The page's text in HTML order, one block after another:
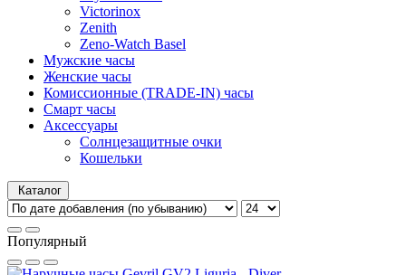
Victorinox
Zenith
Zeno-Watch Basel
Мужские часы
Женские часы
Комиссионные (TRADE-IN) часы
Смарт часы
Аксессуары
Солнцезащитные очки
Кошельки
Каталог
Популярный